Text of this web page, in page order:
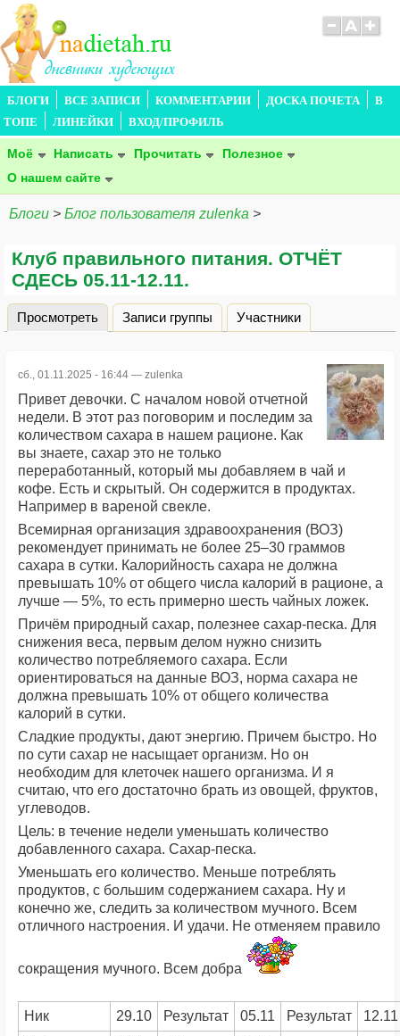
БЛОГИ ВСЕ ЗАПИСИ КОММЕНТАРИИ ДОСКА ПОЧЕТА
В
ТОПЕ
ЛИНЕЙКИ ВХОД/ПРОФИЛЬ
Моё Написать Прочитать
Полезное
О нашем сайте
Блоги > Блог пользователя zulenka >
Клуб правильного питания. ОТЧЁТ
СДЕСЬ 05.11-12.11.
Главные вкладки
Просмотреть (активная вкладка)
Записи группы Участники
сб., 01.11.2025 - 16:44 — zulenka
Привет девочки. С началом новой отчетной
недели. В этот раз поговорим и последим за
количеством сахара в нашем рационе. Как
вы знаете, сахар это не только
переработанный, который мы добавляем в чай и
кофе. Есть и скрытый. Он содержится в продуктах.
Например в вареной свекле.
Всемирная организация здравоохранения (ВОЗ)
рекомендует принимать не более 25–30 граммов
сахара в сутки. Калорийность сахара не должна
превышать 10% от общего числа калорий в рационе, а
лучше — 5%, то есть примерно шесть чайных ложек.
Причём природный сахар, полезнее сахар-песка. Для
снижения веса, первым делом нужно снизить
количество потребляемого сахара. Если
ориентироваться на данные ВОЗ, норма сахара не
должна превышать 10% от общего количества
калорий в сутки.
Сладкие продукты, дают энергию. Причем быстро. Но
по сути сахар не насыщает организм. Но он
необходим для клеточек нашего организма. И я
считаю, что его достаточно брать из овощей, фруктов,
углеводов.
Цель: в течение недели уменьшать количество
добавленного сахара. Сахар-песка.
Уменьшать его количество. Меньше потреблять
продуктов, с большим содержанием сахара. Ну и
конечно же, следить за количеством мучного. Всем
отличного настроения. И удачи. Не отменяем правило
сокращения мучного. Всем добра
Ник 29.10 Результат 05.11 Результат
12.11